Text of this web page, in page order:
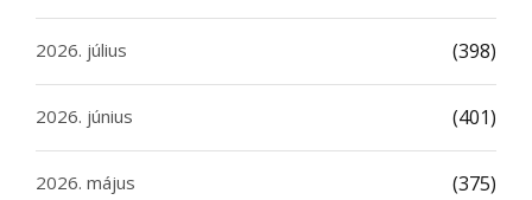
2026. július (398)
2026. június (401)
2026. május (375)